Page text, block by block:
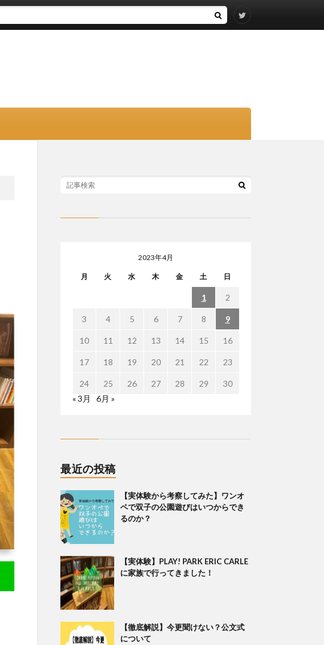
2023年4月
月 火 水 木 金 土 日
1 2
3 4 5 6 7 8 9
10 11 12 13 14 15 16
17 18 19 20 21 22 23
24 25 26 27 28 29
30
« 3月
6月 »
最近の投稿
【実体験から考察してみた】ワンオ
ペで双子の公園遊びはいつからでき
るのか？
【実体験】PLAY! PARK ERIC CARLE
に家族で行ってきました！
【徹底解説】今更聞けない？公文式
について